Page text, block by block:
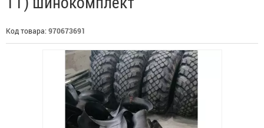
Код товара: 970673691